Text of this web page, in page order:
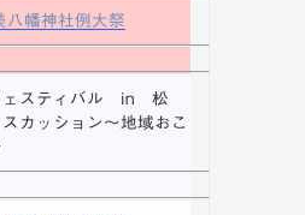
八幡神社例大祭
ェスティバル in 松
カッション～地域おこ